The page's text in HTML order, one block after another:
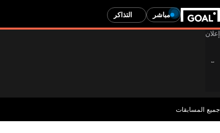
مباشر التذاكر
جميع المسابقات